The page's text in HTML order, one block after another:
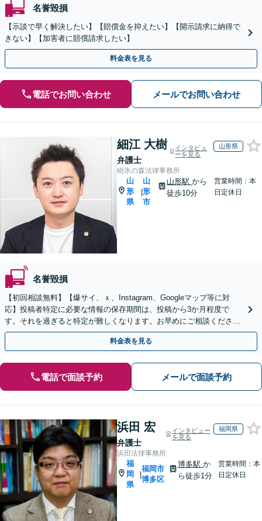
名誉毀損
【示談で早く解決したい】【賠償金を抑えたい】【開示請求に納得で
きない】【加害者に賠償請求したい】
料金表を見る
電話でお問い合わせ メールでお問い合わせ
細江 大樹
弁護士
インタビュ
ーを見る
山形県
樹氷の森法律事務所
山
形
県
|
山
形
市
山形駅 から
徒歩10分
営業時間：本
日定休日
名誉毀損
【初回相談無料】【爆サイ、ｘ、Instagram、Googleマップ等に対
応】投稿者特定に必要な情報の保存期間は、投稿から3か月程度で
す。それを過ぎると特定が難しくなります。お早めにご相談くださ
い。【オンライン面談可】【無料駐車場あり】
料金表を見る
電話で面談予約 メールで面談予約
浜田 宏
弁護士
インタビュー
を見る
福岡県
浜田法律事務所
福
岡
県
|
福岡市
博多区
博多駅 か
ら徒歩1分
営業時間：本
日定休日